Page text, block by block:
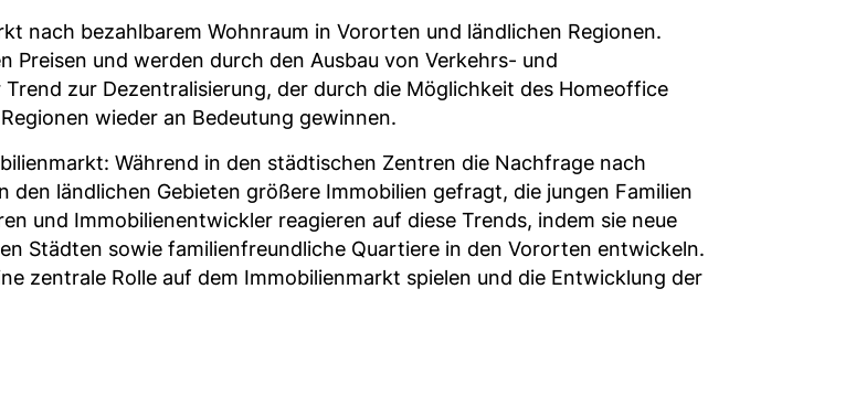
nach bezahlbarem Wohnraum in Vororten und ländlichen Regionen.
Preisen und werden durch den Ausbau von Verkehrs- und
zur Dezentralisierung, der durch die Möglichkeit des Homeoffice
wieder an Bedeutung gewinnen.
Während in den städtischen Zentren die Nachfrage nach
ländlichen Gebieten größere Immobilien gefragt, die jungen Familien
und Immobilienentwickler reagieren auf diese Trends, indem sie neue
Städten sowie familienfreundliche Quartiere in den Vororten entwickeln.
zentrale Rolle auf dem Immobilienmarkt spielen und die Entwicklung der